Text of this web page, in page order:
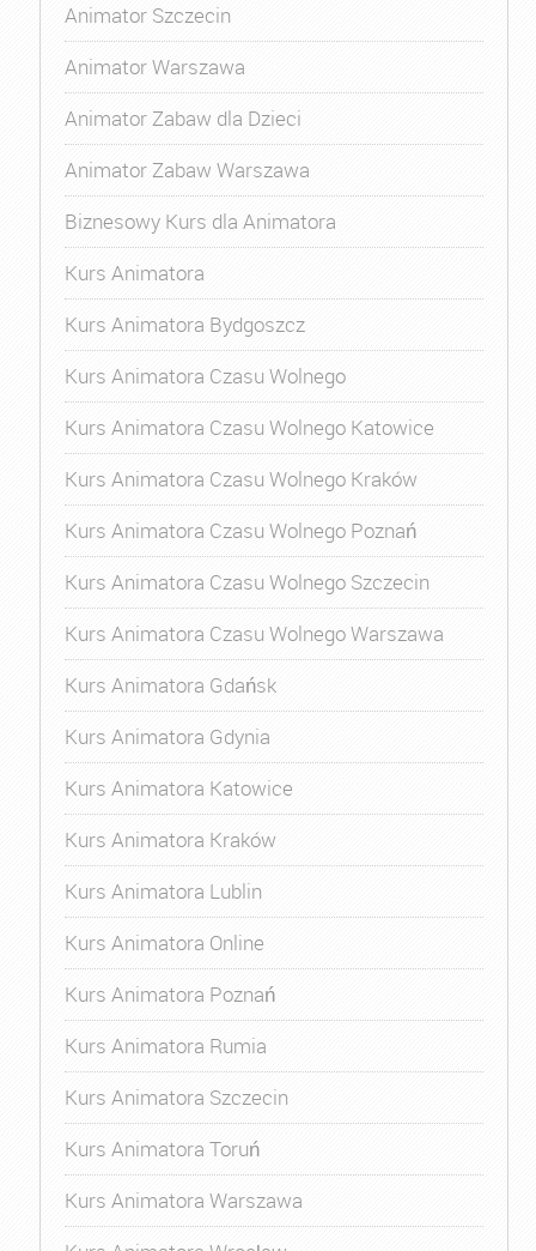
Animator Szczecin
Animator Warszawa
Animator Zabaw dla Dzieci
Animator Zabaw Warszawa
Biznesowy Kurs dla Animatora
Kurs Animatora
Kurs Animatora Bydgoszcz
Kurs Animatora Czasu Wolnego
Kurs Animatora Czasu Wolnego Katowice
Kurs Animatora Czasu Wolnego Kraków
Kurs Animatora Czasu Wolnego Poznań
Kurs Animatora Czasu Wolnego Szczecin
Kurs Animatora Czasu Wolnego Warszawa
Kurs Animatora Gdańsk
Kurs Animatora Gdynia
Kurs Animatora Katowice
Kurs Animatora Kraków
Kurs Animatora Lublin
Kurs Animatora Online
Kurs Animatora Poznań
Kurs Animatora Rumia
Kurs Animatora Szczecin
Kurs Animatora Toruń
Kurs Animatora Warszawa